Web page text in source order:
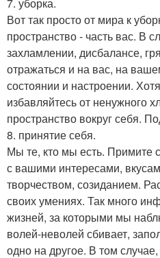
7. уборка.
Вот так просто от мира к
пространство - часть вас. В
захламлении, дисбалансе,
отражаться и на вас, на
состоянии и настроении.
избавляйтесь от ненужного
пространство вокруг себя.
8. принятие себя.
Мы те, кто мы есть. Примите
с вашими интересами,
творчеством, созиданием.
своих умениях. Так много
жизней, за которыми мы
волей-неволей сбивает,
одно на другое. В том